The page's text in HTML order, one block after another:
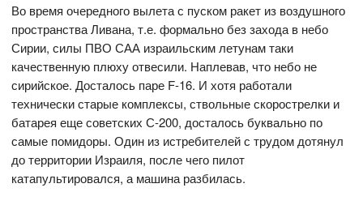
Во время очередного вылета с пуском ракет из воздушного
пространства Ливана, т.е. формально без захода в небо
Сирии, силы ПВО САА израильским летунам таки
качественную плюху отвесили. Наплевав, что небо не
сирийское. Досталось паре F-16. И хотя работали
технически старые комплексы, ствольные скорострелки и
батарея еще советских С-200, досталось буквально по
самые помидоры. Один из истребителей с трудом дотянул
до территории Израиля, после чего пилот
катапультировался, а машина разбилась.